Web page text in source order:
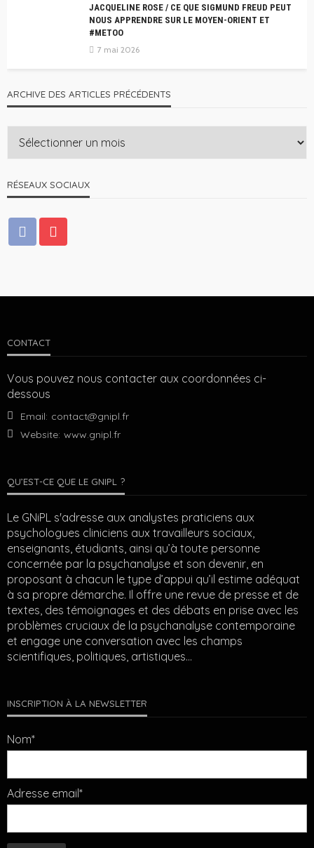
JACQUELINE ROSE / CE QUE SIGMUND FREUD PEUT
NOUS APPRENDRE SUR LE MOYEN-ORIENT ET
#METOO
7 mai 2026
ARCHIVE DES ARTICLES PRÉCÉDENTS
RÉSEAUX SOCIAUX
CONTACT
Vous pouvez nous contacter aux coordonnées ci-
dessous
Email: contact@gnipl.fr
Website: www.gnipl.fr
QU’EST-CE QUE LE GNIPL ?
Le GNiPL s'adresse aux analystes praticiens aux
psychologues cliniciens aux travailleurs sociaux,
enseignants, étudiants, ainsi qu’à toute personne
concernée par la psychanalyse et son devenir, en
proposant à chacun le type d’appui qu’il estime adéquat
à sa propre démarche. Il offre une revue de presse et de
textes, des témoignages et des débats en prise avec les
problèmes cruciaux de la psychanalyse contemporaine
et engage une conversation avec les champs
scientifiques, politiques, artistiques…
INSCRIPTION À LA NEWSLETTER
Nom*
Adresse email*